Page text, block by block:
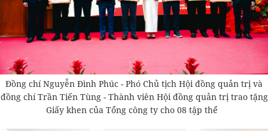
Đồng chí Nguyễn Đình Phúc - Phó Chủ tịch Hội đồng quản trị và
đồng chí Trần Tiến Tùng - Thành viên Hội đồng quản trị trao tặng
Giấy khen của Tổng công ty cho 08 tập thể